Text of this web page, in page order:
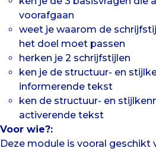
voorafgaan
weet je waarom de
het doel moet passen
herken je 2 schrijfstijlen
ken je de structuur- en
informerende tekst
ken de structuur- en
activerende tekst
Voor wie?:
Deze module is vooral geschikt